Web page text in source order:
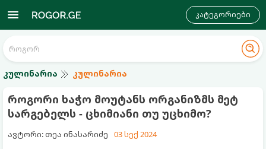
კატეგორიები
კულინარია კულინარია
როგორი ხაჭო მოუტანს ორგანიზმს მეტ
სარგებელს - ცხიმიანი თუ უცხიმო?
ავტორი: თეა ინასარიძე 03 სექ 2024